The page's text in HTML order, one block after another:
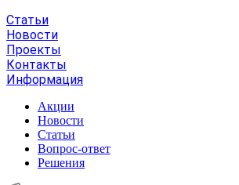
Статьи
Новости
Проекты
Контакты
Информация
Акции
Новости
Статьи
Вопрос-ответ
Решения